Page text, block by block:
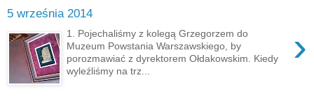
5 września 2014
›
1. Pojechaliśmy z kolegą Grzegorzem do
Muzeum Powstania Warszawskiego, by
porozmawiać z dyrektorem Ołdakowskim. Kiedy
wyleźliśmy na trz...